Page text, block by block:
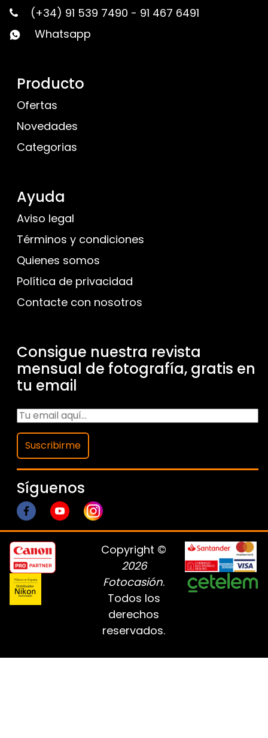
(+34) 91 539 7490 - 91 467 6491
Whatsapp
Producto
Ofertas
Novedades
Categorias
Ayuda
Aviso legal
Términos y condiciones
Quienes somos
Política de privacidad
Contacte con nosotros
Consigue nuestra revista
mensual de fotografía, gratis en
tu email
Suscribirme
Síguenos
Copyright ©
2026
Fotocasión.
Todos los
derechos
reservados.